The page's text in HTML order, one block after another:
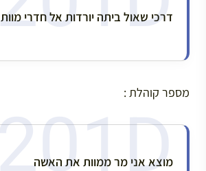
דרכי שאול ביתה יורדות אל חדרי מוות
מספר קוהלת :
מוצא אני מר ממוות את האשה